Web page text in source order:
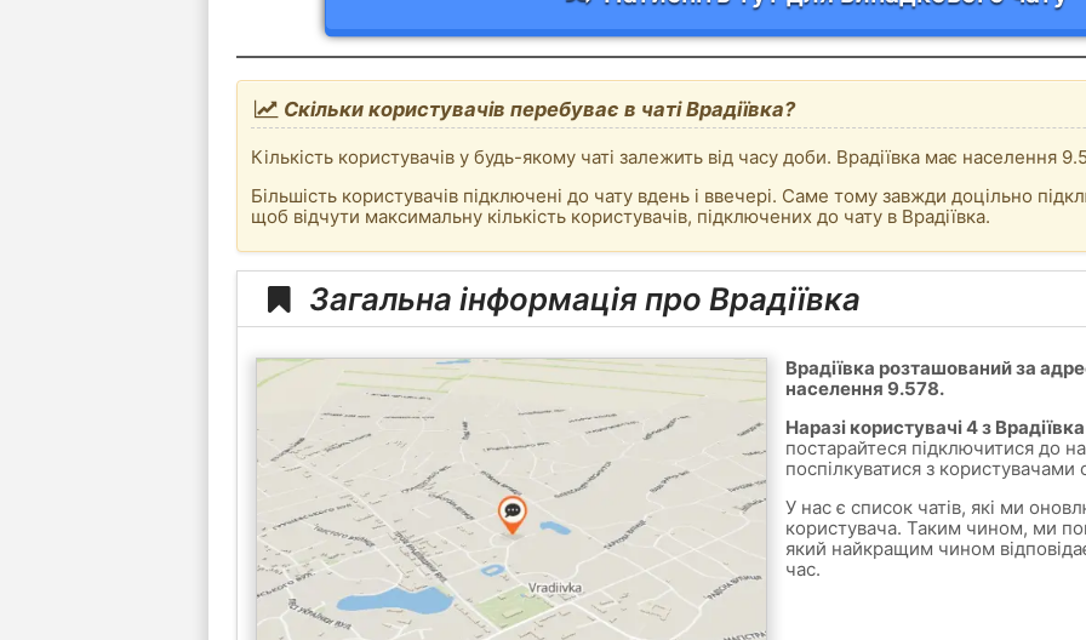
Скільки користувачів перебуває в чаті Врадіївка?
Кількість користувачів у будь-якому чаті залежить від часу доби. Врадіївка має населення
Більшість користувачів підключені до чату вдень і ввечері. Саме тому завжди доцільно
щоб відчути максимальну кількість користувачів, підключених до чату в Врадіївка.
Загальна інформація про Врадіївка
Врадіївка розташований за
населення 9.578.
Наразі користувачі 4 з
постарайтеся підключитися до
поспілкуватися з користувачами
У нас є список чатів, які ми
користувача. Таким чином, ми
який найкращим чином
час.